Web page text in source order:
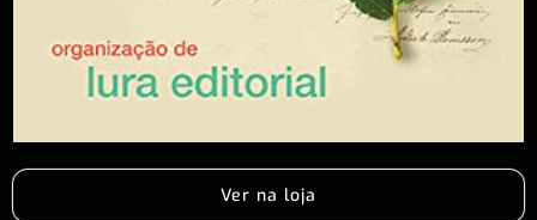
Ver na loja